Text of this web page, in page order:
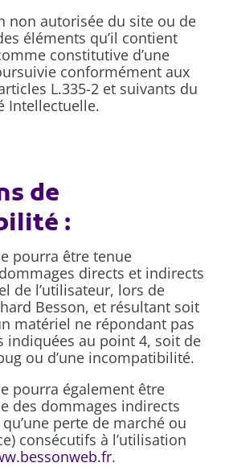
non autorisée du site ou de
éléments qu’il contient
constitutive d’une
conformément aux
L.335-2 et suivants du
Intellectuelle.
de
:
pourra être tenue
directs et indirects
de l’utilisateur, lors de
Besson, et résultant soit
matériel ne répondant pas
indiquées au point 4, soit de
ou d’une incompatibilité.
pourra également être
des dommages indirects
perte de marché ou
consécutifs à l’utilisation
.